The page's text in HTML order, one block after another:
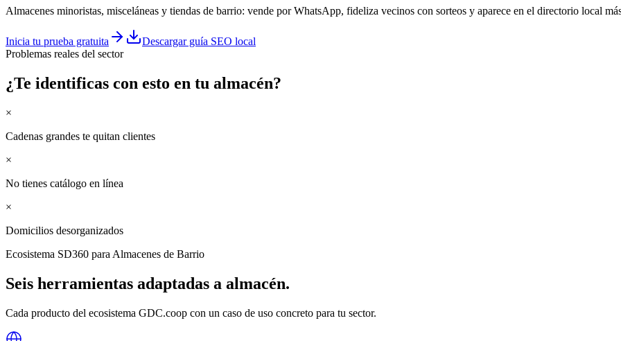
Almacenes minoristas, misceláneas y tiendas de barrio: vende por WhatsApp, fideliza vecinos con sorteos y aparece en el directorio local
Inicia tu prueba gratuita
Descargar guía SEO local
Problemas reales del sector
¿Te identificas con esto en tu almacén?
×
Cadenas grandes te quitan clientes
×
No tienes catálogo en línea
×
Domicilios desorganizados
Ecosistema SD360 para Almacenes de Barrio
Seis herramientas adaptadas a almacén.
Cada producto del ecosistema GDC.coop con un caso de uso concreto para tu sector.